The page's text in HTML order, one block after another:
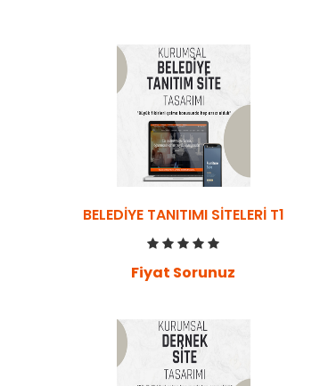
BELEDIYE TANITIMI SITELERI T1
Fiyat Sorunuz